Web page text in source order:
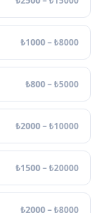
₺1000 – ₺8000
₺800 – ₺5000
₺2000 – ₺10000
₺1500 – ₺20000
₺2000 – ₺8000